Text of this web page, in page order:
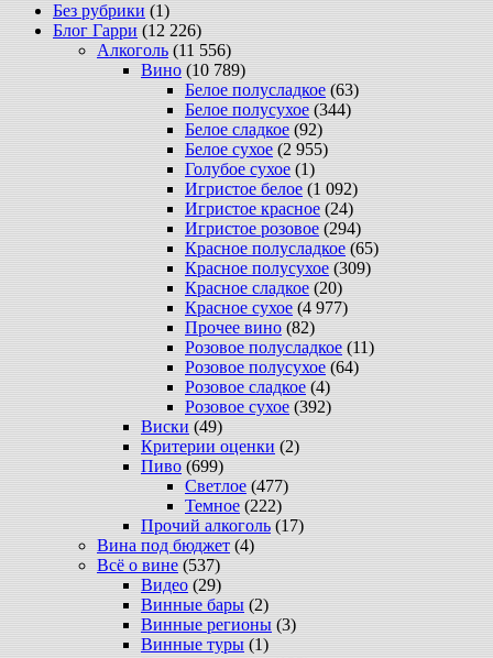
Без рубрики (1)
Блог Гарри (12 226)
Алкоголь (11 556)
Вино (10 789)
Белое полусладкое (63)
Белое полусухое (344)
Белое сладкое (92)
Белое сухое (2 955)
Голубое сухое (1)
Игристое белое (1 092)
Игристое красное (24)
Игристое розовое (294)
Красное полусладкое (65)
Красное полусухое (309)
Красное сладкое (20)
Красное сухое (4 977)
Прочее вино (82)
Розовое полусладкое (11)
Розовое полусухое (64)
Розовое сладкое (4)
Розовое сухое (392)
Виски (49)
Критерии оценки (2)
Пиво (699)
Светлое (477)
Темное (222)
Прочий алкоголь (17)
Вина под бюджет (4)
Всё о вине (537)
Видео (29)
Винные бары (2)
Винные регионы (3)
Винные туры (1)